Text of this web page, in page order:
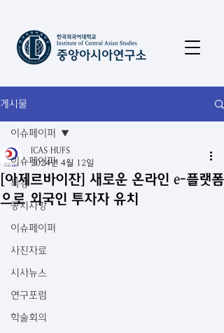
게시물
이슈페이퍼
특강
공지사항
이슈페이퍼
사진자료
시사뉴스
연구포럼
학술회의
이슈페이퍼
[아제르바이잔] 새로운 온라인 e-플랫폼
으로 외국인 투자자 유치
ICAS HUFS
2024년 4월 12일